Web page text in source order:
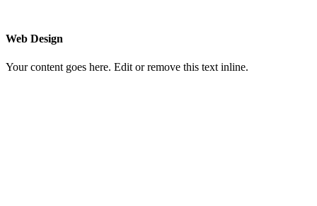
Web Design
Your content goes here. Edit or remove this text inline.